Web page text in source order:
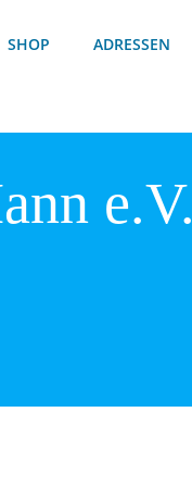
SHOP ADRESSEN
e.V.